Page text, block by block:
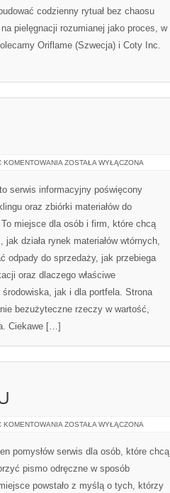
codzienny rytuał bez chaosu
pielęgnacji rozumianej jako proces, w
Oriflame (Szwecja) i Coty Inc.
KOMENTOWANIA SEGREGACJA
ZOSTAŁA WYŁĄCZONA
serwis informacyjny poświęcony
oraz zbiórki materiałów do
miejsce dla osób i firm, które chcą
jak działa rynek materiałów wtórnych,
odpady do sprzedaży, jak przebiega
oraz dlaczego właściwe
jak i dla portfela. Strona
bezużyteczne rzeczy w wartość,
Ciekawe […]
KOMENTOWANIA PROJEKTY
KROKU
ZOSTAŁA WYŁĄCZONA
pomysłów serwis dla osób, które chcą
pismo odręczne w sposób
powstało z myślą o tych, którzy